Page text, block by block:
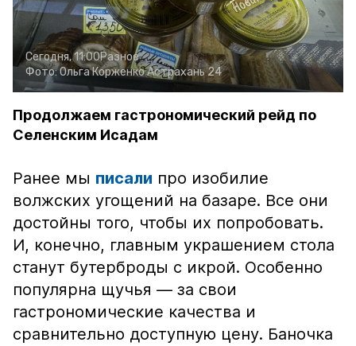
Сегодня, 11:00Разное
Фото:Ольга КорженкоАстрахань 24
Продолжаем гастрономический рейд по
Селенским Исадам
Ранее мы писали про изобилие
волжских угощений на базаре. Все они
достойны того, чтобы их попробовать.
И, конечно, главным украшением стола
станут бутерброды с икрой. Особенно
популярна щучья — за свои
гастрономические качества и
сравнительно доступную цену. Баночка